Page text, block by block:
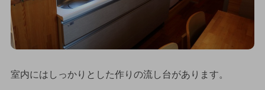
室内にはしっかりとした作りの流し台があります。